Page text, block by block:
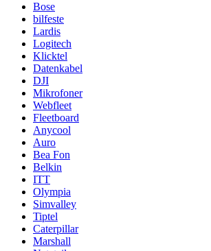
Bose
bilfeste
Lardis
Logitech
Klicktel
Datenkabel
DJI
Mikrofoner
Webfleet
Fleetboard
Anycool
Auro
Bea Fon
Belkin
ITT
Olympia
Simvalley
Tiptel
Caterpillar
Marshall